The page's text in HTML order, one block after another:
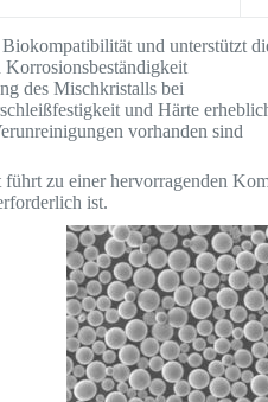
und unterstützt
des Mischkristalls bei
und Härte
vorhanden sind
zu einer hervorragenden
ist.